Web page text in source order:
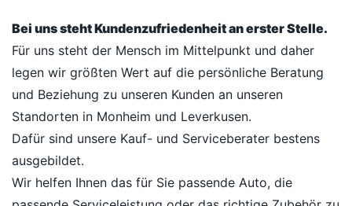
Bei uns steht Kundenzufriedenheit an erster Stelle.
Für uns steht der Mensch im Mittelpunkt und daher
legen wir größten Wert auf die persönliche Beratung
und Beziehung zu unseren Kunden an unseren
Standorten in Monheim und Leverkusen.
Dafür sind unsere Kauf- und Serviceberater bestens
ausgebildet.
Wir helfen Ihnen das für Sie passende Auto, die